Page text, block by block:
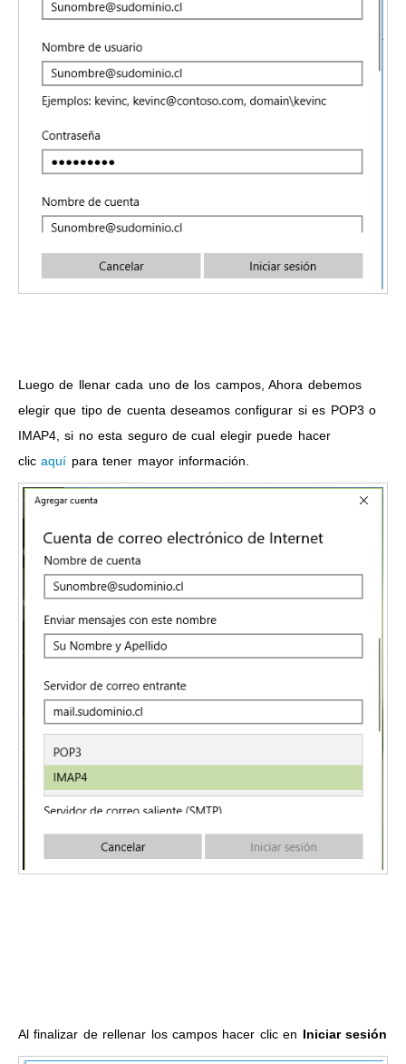
Luego de llenar cada uno de los campos, Ahora debemos
elegir que tipo de cuenta deseamos configurar si es POP3 o
IMAP4, si no esta seguro de cual elegir puede hacer
clicaquí para tener mayor información.
Al finalizar de rellenar los campos hacer clic en Iniciar sesión